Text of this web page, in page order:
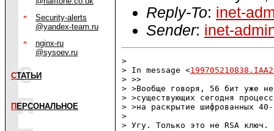
Security-alerts
@yandex-team.ru
nginx-ru
@sysoev.ru
СТАТЬИ
П ЕРСОНАЛЬНОЕ
Reply-To: inet-
Sender: inet-
>
> In message <
> >>
> >Вообще говоря, 56 бит уже
> >существующих сегодня
> >на раскрытие шифрованных
>
> Угу. Только это не RSA ключ.